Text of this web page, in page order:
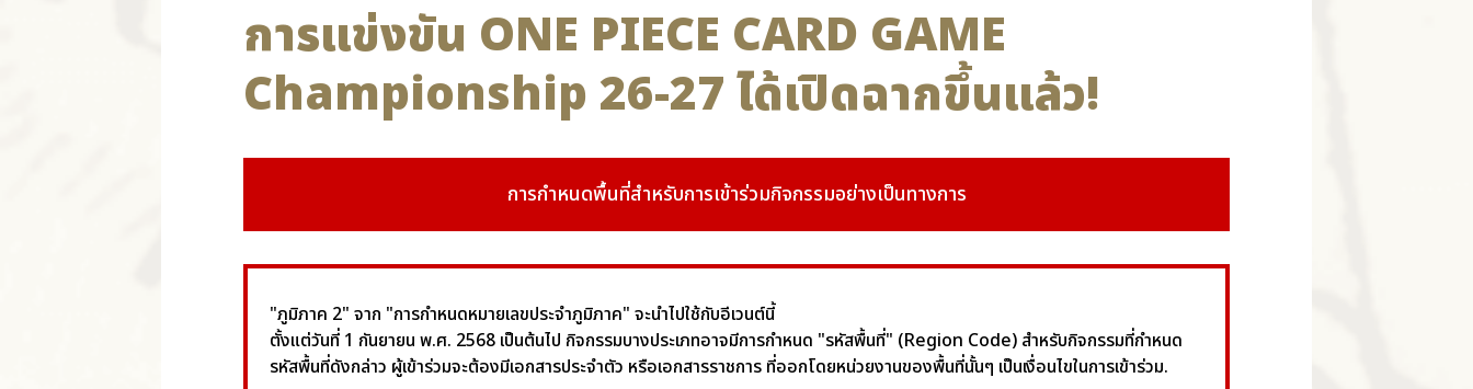
การแข่งขัน ONE PIECE CARD GAME
Championship 26-27 ได้เปิดฉากขึ้นแล้ว!
การกำหนดพื้นที่สำหรับการเข้าร่วมกิจกรรมอย่างเป็นทางการ
"ภูมิภาค 2" จาก "การกำหนดหมายเลขประจำภูมิภาค" จะนำไปใช้กับอีเวนต์นี้
ตั้งแต่วันที่ 1 กันยายน พ.ศ. 2568 เป็นต้นไป กิจกรรมบางประเภทอาจมีการกำหนด "รหัสพื้นที่" (Region Code) สำหรับกิจกรรมที่กำหนด
รหัสพื้นที่ดังกล่าว ผู้เข้าร่วมจะต้องมีเอกสารประจำตัว หรือเอกสารราชการ ที่ออกโดยหน่วยงานของพื้นที่นั้นๆ เป็นเงื่อนไขในการเข้าร่วม.